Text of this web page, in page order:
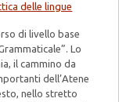
delle lingue
di livello base
Lo
il cammino da
dell’Atene
nello stretto